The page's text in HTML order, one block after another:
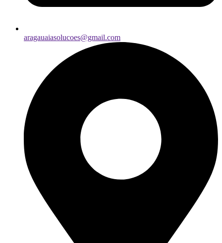
aragauaiasolucoes@gmail.com